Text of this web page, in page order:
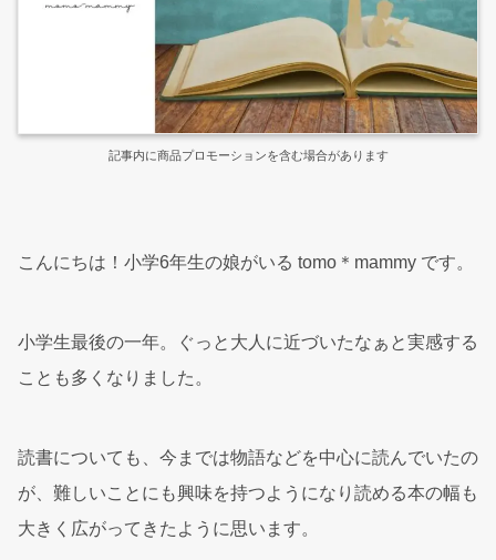
記事内に商品プロモーションを含む場合があります
こんにちは！小学6年生の娘がいる tomo＊mammy です。
小学生最後の一年。ぐっと大人に近づいたなぁと実感する
ことも多くなりました。
読書についても、今までは物語などを中心に読んでいたの
が、難しいことにも興味を持つようになり読める本の幅も
大きく広がってきたように思います。